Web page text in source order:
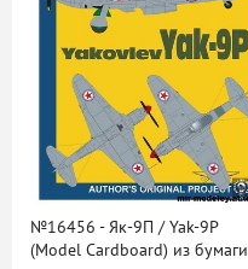
№16456 - Як-9П / Yak-9P
(Model Cardboard) из бумаги